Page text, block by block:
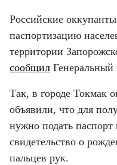
Российские
паспортизацию
сообщил
Так, в городе Токмак
объявили, что для
нужно подать
свидетельство о
пальцев рук.